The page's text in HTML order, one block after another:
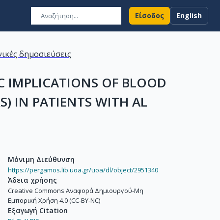
Είσοδος English
δημοσιεύσεις
IMPLICATIONS OF BLOOD
IN PATIENTS WITH AL
Μόνιμη Διεύθυνση
https://pergamos.lib.uoa.gr/uoa/dl/object/2951340
Άδεια χρήσης
Creative Commons Αναφορά Δημιουργού-Μη
Εμπορική Χρήση 4.0 (CC-BY-NC)
Εξαγωγή Citation